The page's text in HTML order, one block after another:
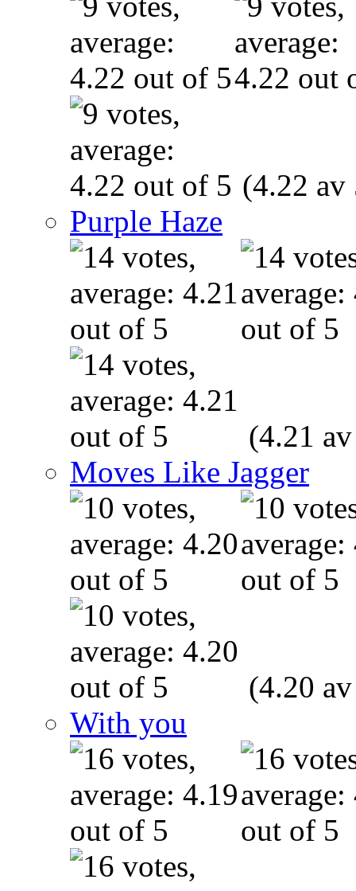
(4.22 av
Purple Haze
(4.21
Moves Like Jagger
(4.20
With you